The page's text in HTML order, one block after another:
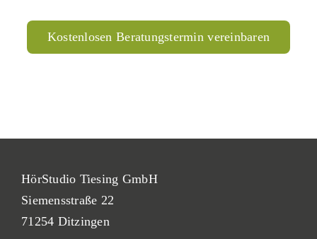
Kostenlosen Beratungstermin vereinbaren
HörStudio Tiesing GmbH
Siemensstraße 22
71254 Ditzingen